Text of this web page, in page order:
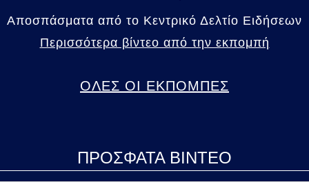
Αποσπάσματα από το Κεντρικό Δελτίο Ειδήσεων
Περισσότερα βίντεο από την εκπομπή
ΟΛΕΣ ΟΙ ΕΚΠΟΜΠΕΣ
ΠΡΟΣΦΑΤΑ ΒΙΝΤΕΟ